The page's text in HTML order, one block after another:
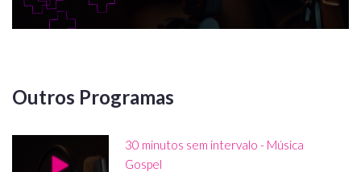
Outros Programas
30 minutos sem intervalo - Música
Gospel